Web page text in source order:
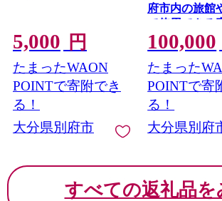
5,000 円
たまったWAON
POINTで寄附でき
る！
大分県別府市
府市内の旅館
で使用できる
券 楽しい旅
を！ 宿泊券 大
府市 3000円
万円 9万円 15
万円 ホテル 旅
旅行 観光 トラ
泊補助券 チケ
気 体験型 節約
100,000
たまった
POINTで寄
る！
大分県別府
すべての返礼品を